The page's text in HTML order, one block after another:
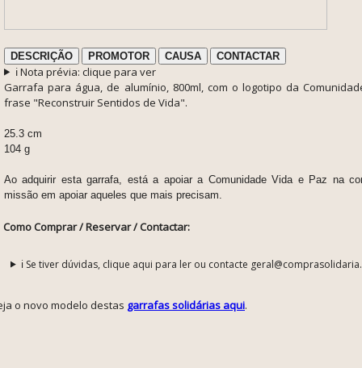
DESCRIÇÃO PROMOTOR CAUSA CONTACTAR
ℹ️ Nota prévia: clique para ver
Garrafa para água, de alumínio, 800ml, com o logotipo da
frase "Reconstruir Sentidos de Vida".
25.3 cm
104 g
Ao adquirir esta garrafa, está a apoiar a Comunidade Vida e Paz na
missão em apoiar aqueles que mais precisam.
Como Comprar / Reservar / Contactar:
ℹ️ Se tiver dúvidas, clique aqui para ler ou contacte
o novo modelo destas garrafas solidárias aqui.